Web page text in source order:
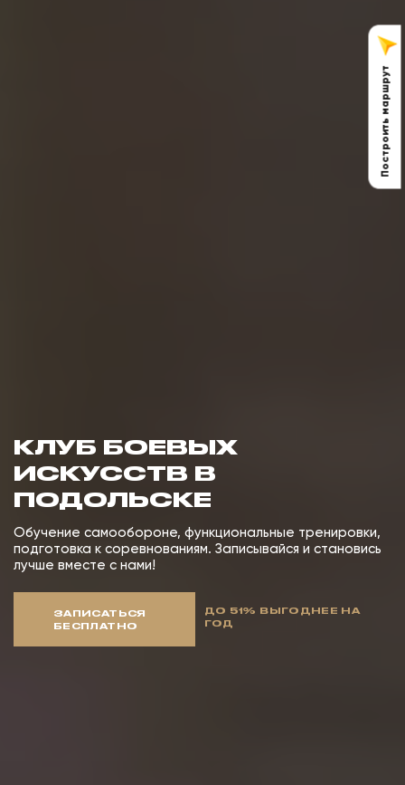
Построить маршрут
КЛУБ БОЕВЫХ
ИСКУССТВ В
ПОДОЛЬСКЕ
Обучение самообороне, функциональные тренировки,
подготовка к соревнованиям. Записывайся и становись
лучше вместе с нами!
ЗАПИСАТЬСЯ
БЕСПЛАТНО
ДО 51% ВЫГОДНЕЕ НА
ГОД